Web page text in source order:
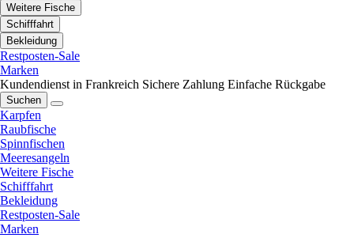
Weitere Fische
Schifffahrt
Bekleidung
Restposten-Sale
Marken
Kundendienst in Frankreich Sichere Zahlung Einfache Rückgabe
Suchen
Karpfen
Raubfische
Spinnfischen
Meeresangeln
Weitere Fische
Schifffahrt
Bekleidung
Restposten-Sale
Marken